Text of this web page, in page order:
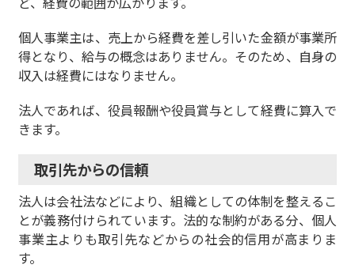
個人事業主は、売上から経費を差し引いた金額が事業所
得となり、給与の概念はありません。そのため、自身の
収入は経費にはなりません。
法人であれば、役員報酬や役員賞与として経費に算入で
きます。
取引先からの信頼
法人は会社法などにより、組織としての体制を整えるこ
とが義務付けられています。 法的な制約がある分、個人
事業主よりも取引先などからの社会的信用が高まりま
す。